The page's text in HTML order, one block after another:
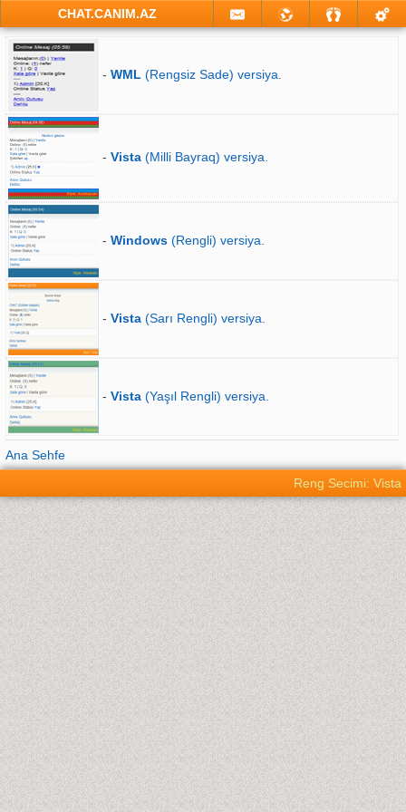
CHAT.CANIM.AZ
- WML (Rengsiz Sade) versiya.
- Vista (Milli Bayraq) versiya.
- Windows (Rengli) versiya.
- Vista (Sarı Rengli) versiya.
- Vista (Yaşıl Rengli) versiya.
Ana Sehfe
Reng Secimi: Vista